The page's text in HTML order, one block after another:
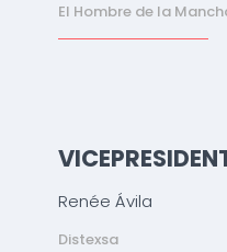
El Hombre de la
Renée Ávila
Distexsa